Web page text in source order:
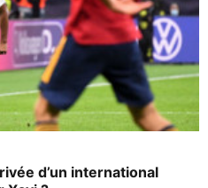
d’un international